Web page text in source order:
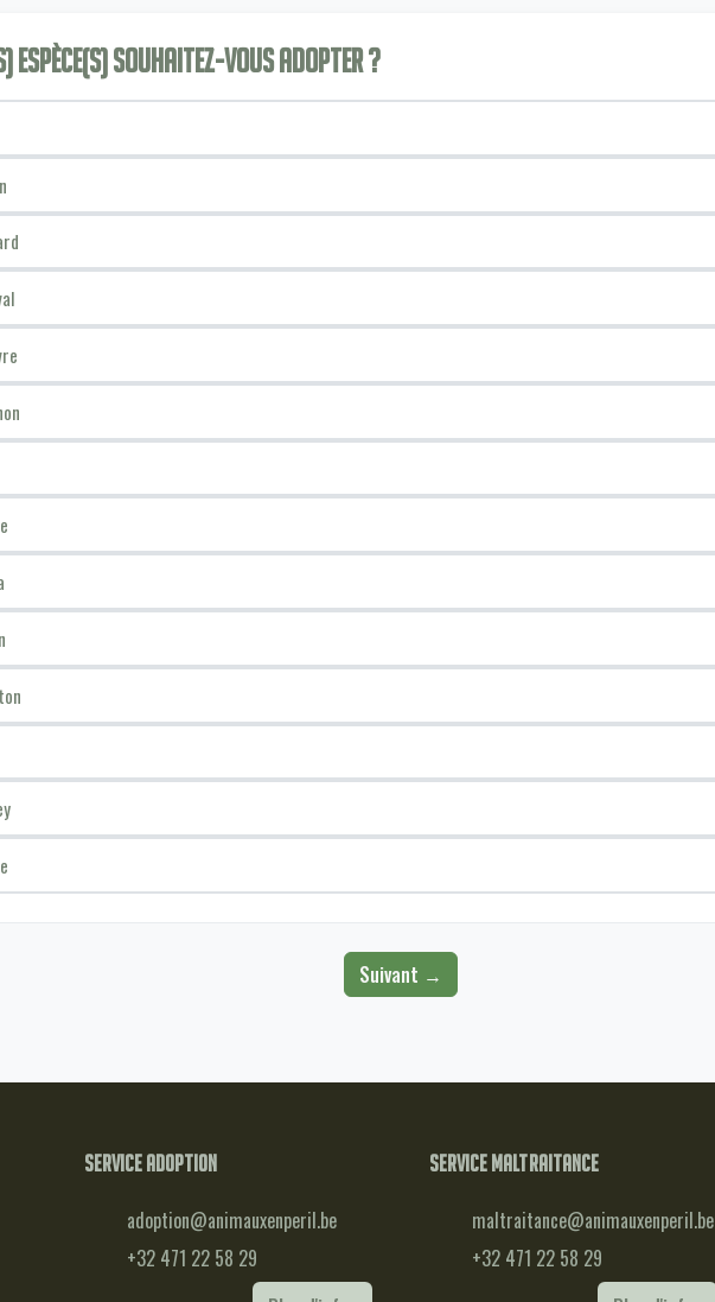
espèce(s) souhaitez-vous adopter ?
Suivant →
Service adoption
adoption@animauxenperil.be
+32 471 22 58 29
Service maltraitance
maltraitance@animauxenperil.be
+32 471 22 58 29